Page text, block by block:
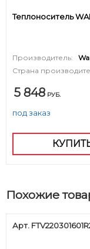
Теплоноситель
Производитель:
Страна
5 848 РУБ.
под заказ
Похожие
Арт.